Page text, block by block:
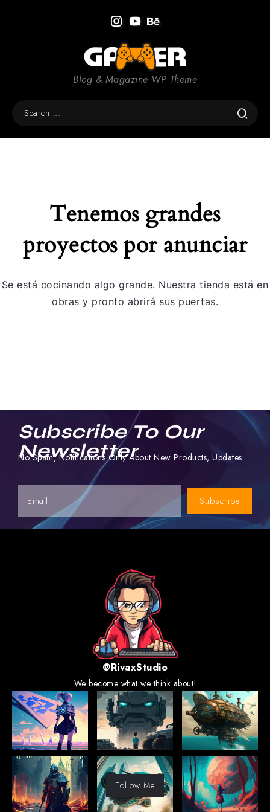
Blog & Magazine WP Theme
Tenemos grandes
proyectos por anunciar
Se está cocinando algo grande. Nuestra tienda está en
obras y pronto abrirá sus puertas.
Subscribe To Our
Newsletter
No Spam, Notifications Only About New Products, Updates.
Subscribe
@RivaxStudio
We become what we think about!
Follow Me